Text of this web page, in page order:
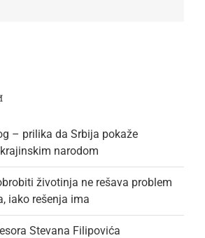
– prilika da Srbija pokaže
narodom
životinja ne rešava problem
iako rešenja ima
Stevana Filipovića